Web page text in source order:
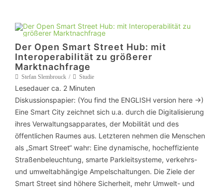
Der Open Smart Street Hub: mit
Interoperabilität zu größerer
Marktnachfrage
Stefan Slembrouck Studie
Lesedauer ca. 2 Minuten
Diskussionspapier: (You find the ENGLISH version here ->)
Eine Smart City zeichnet sich u.a. durch die Digitalisierung
ihres Verwaltungsapparates, der Mobilität und des
öffentlichen Raumes aus. Letzteren nehmen die Menschen
als „Smart Street“ wahr: Eine dynamische, hocheffiziente
Straßenbeleuchtung, smarte Parkleitsysteme, verkehrs-
und umweltabhängige Ampelschaltungen. Die Ziele der
Smart Street sind höhere Sicherheit, mehr Umwelt- und